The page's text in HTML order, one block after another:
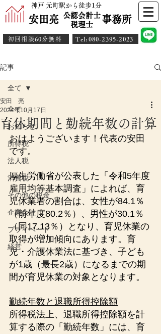
神戸 元町駅から徒歩1分
安田亮 事務所
公認会計士
​税理士
初回相談60分無料 ​Tel:080-2395-2023
記事
全て
お知らせ
所得税
法人税
消費税
その他の税金
企業会計
プライベート
経営
全て
育休期間と勤続年数の計算
安田 亮
2024年10月17日
おはようございます！代表の安田
です。
厚生労働省が公表した「令和5年度
雇用均等基本調査」によれば、育
児休業者の割合は、女性が84.1％
（前年度80.2％）、男性が30.1％
（同17.13％）となり、育児休業の
取得が増加傾向にあります。育
児・介護休業法に基づき、子ども
が1歳（最長2歳）になるまでの期
間が育児休業の対象となります。
勤続年数と退職所得控除額
所得税法上、退職所得控除額を計
算する際の「勤続年数」には、育